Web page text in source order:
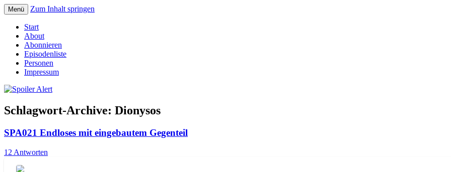
Spoiler Alert
Menü Zum Inhalt springen
Start
About
Abonnieren
Episodenliste
Personen
Impressum
Schlagwort-Archive: Dionysos
SPA021 Endloses mit eingebautem Gegenteil
12 Antworten